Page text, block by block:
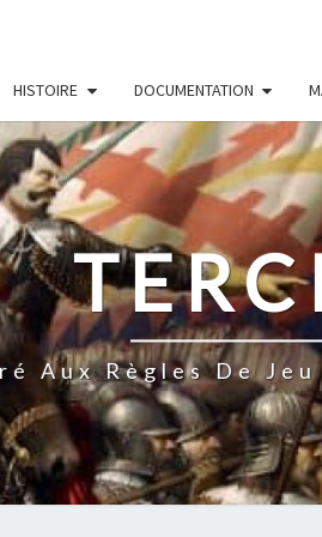
HISTOIRE DOCUMENTATION
Aux Règles De